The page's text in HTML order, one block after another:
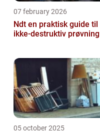
07 february 2026
Ndt en praktisk guide til
ikke-destruktiv prøvning
05 october 2025